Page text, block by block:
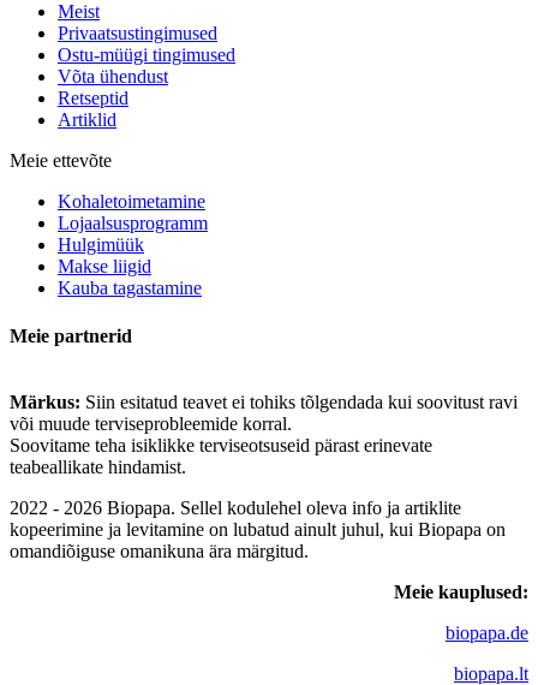
Meist
Privaatsustingimused
Ostu-müügi tingimused
Võta ühendust
Retseptid
Artiklid
Meie ettevõte
Kohaletoimetamine
Lojaalsusprogramm
Hulgimüük
Makse liigid
Kauba tagastamine
Meie partnerid
Märkus: Siin esitatud teavet ei tohiks tõlgendada kui soovitust ravi
või muude terviseprobleemide korral.
Soovitame teha isiklikke terviseotsuseid pärast erinevate
teabeallikate hindamist.
2022 - 2026 Biopapa. Sellel kodulehel oleva info ja artiklite
kopeerimine ja levitamine on lubatud ainult juhul, kui Biopapa on
omandiõiguse omanikuna ära märgitud.
Meie kauplused:
biopapa.de
biopapa.lt